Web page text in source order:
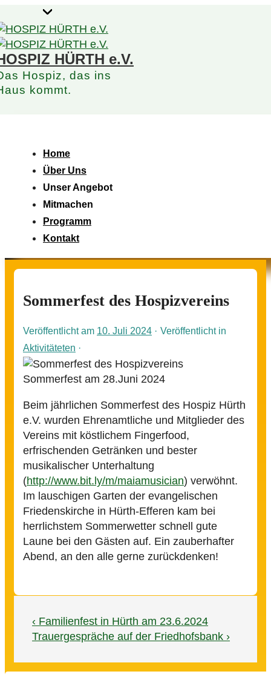
Zum
Inhalt
HÜRTH e.V.
Hospiz, das ins
kommt.
Home
Über Uns
Unser Angebot
Mitmachen
Programm
Kontakt
Sommerfest des Hospizvereins
Veröffentlicht am 10. Juli 2024
Veröffentlicht in
Aktivitäteten
Sommerfest am 28.Juni 2024
Beim jährlichen Sommerfest des Hospiz Hürth
e.V. wurden Ehrenamtliche und Mitglieder des
Vereins mit köstlichem Fingerfood,
erfrischenden Getränken und bester
musikalischer Unterhaltung
(http://www.bit.ly/m/maiamusician) verwöhnt.
Im lauschigen Garten der evangelischen
Friedenskirche in Hürth-Efferen kam bei
herrlichstem Sommerwetter schnell gute
Laune bei den Gästen auf. Ein zauberhafter
Abend, an den alle gerne zurückdenken!
Beitragsnavigation
Vorheriger
Beitrag
‹ Familienfest in Hürth am 23.6.2024
Nächster
ist
Trauergespräche auf der Friedhofsbank ›